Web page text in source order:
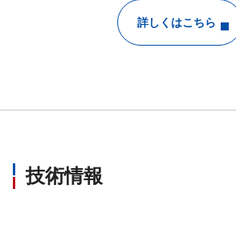
詳しくはこちら
技術情報